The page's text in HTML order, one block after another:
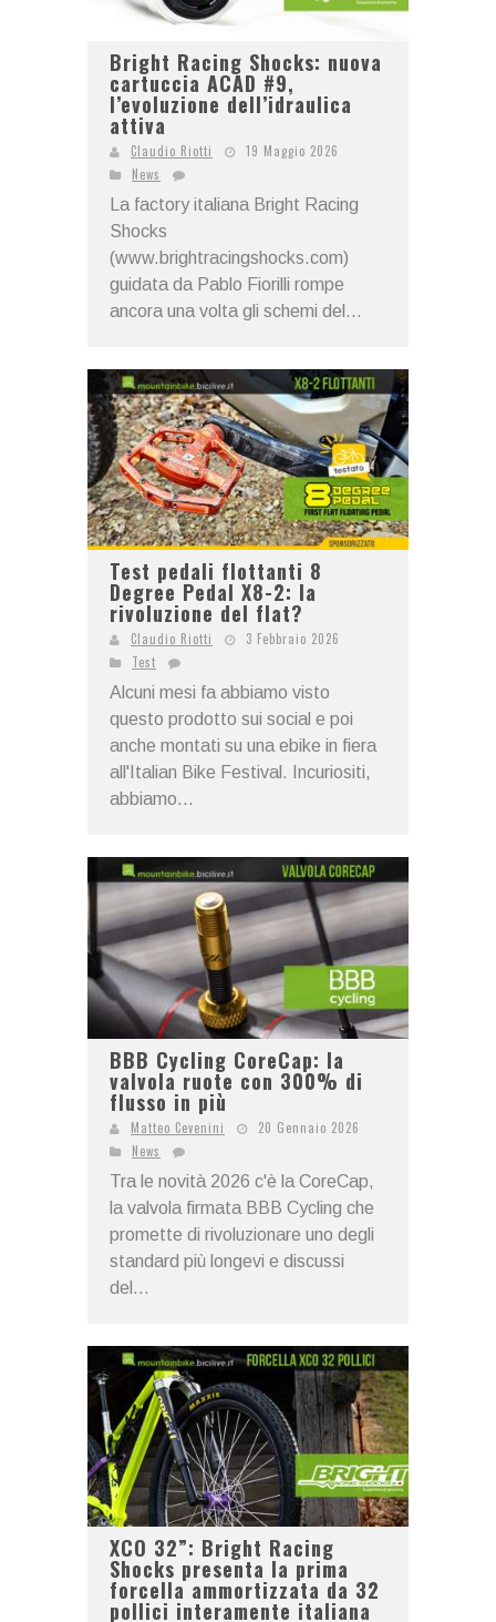
Bright Racing Shocks: nuova
cartuccia ACAD #9,
l’evoluzione dell’idraulica
attiva
Claudio Riotti
19 Maggio 2026
News
La factory italiana Bright Racing
Shocks
(www.brightracingshocks.com)
guidata da Pablo Fiorilli rompe
ancora una volta gli schemi del...
Test pedali flottanti 8
Degree Pedal X8-2: la
rivoluzione del flat?
Claudio Riotti
3 Febbraio 2026
Test
Alcuni mesi fa abbiamo visto
questo prodotto sui social e poi
anche montati su una ebike in fiera
all'Italian Bike Festival. Incuriositi,
abbiamo...
BBB Cycling CoreCap: la
valvola ruote con 300% di
flusso in più
Matteo Cevenini
20 Gennaio 2026
News
Tra le novità 2026 c'è la CoreCap,
la valvola firmata BBB Cycling che
promette di rivoluzionare uno degli
standard più longevi e discussi
del...
XCO 32”: Bright Racing
Shocks presenta la prima
forcella ammortizzata da 32
pollici interamente italiana